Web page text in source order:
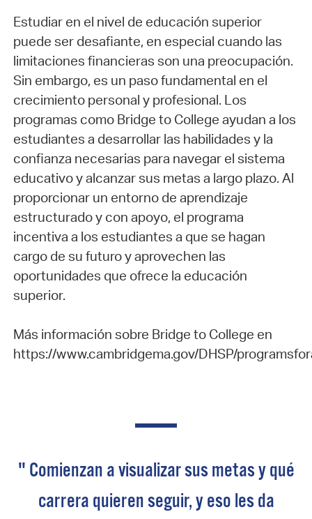
Estudiar en el nivel de educación superior
puede ser desafiante, en especial cuando las
limitaciones financieras son una preocupación.
Sin embargo, es un paso fundamental en el
crecimiento personal y profesional. Los
programas como Bridge to College ayudan a los
estudiantes a desarrollar las habilidades y la
confianza necesarias para navegar el sistema
educativo y alcanzar sus metas a largo plazo. Al
proporcionar un entorno de aprendizaje
estructurado y con apoyo, el programa
incentiva a los estudiantes a que se hagan
cargo de su futuro y aprovechen las
oportunidades que ofrece la educación
superior.
Más información sobre Bridge to College en
https://www.cambridgema.gov/DHSP/
" Comienzan a visualizar sus metas y qué
carrera quieren seguir, y eso les da